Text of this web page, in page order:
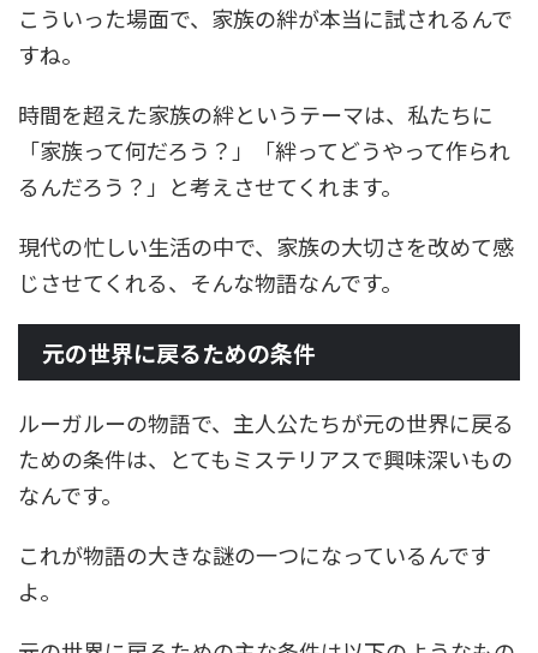
こういった場面で、家族の絆が本当に試されるんで
すね。
時間を超えた家族の絆というテーマは、私たちに
「家族って何だろう？」「絆ってどうやって作られ
るんだろう？」と考えさせてくれます。
現代の忙しい生活の中で、家族の大切さを改めて感
じさせてくれる、そんな物語なんです。
元の世界に戻るための条件
ルーガルーの物語で、主人公たちが元の世界に戻る
ための条件は、とてもミステリアスで興味深いもの
なんです。
これが物語の大きな謎の一つになっているんです
よ。